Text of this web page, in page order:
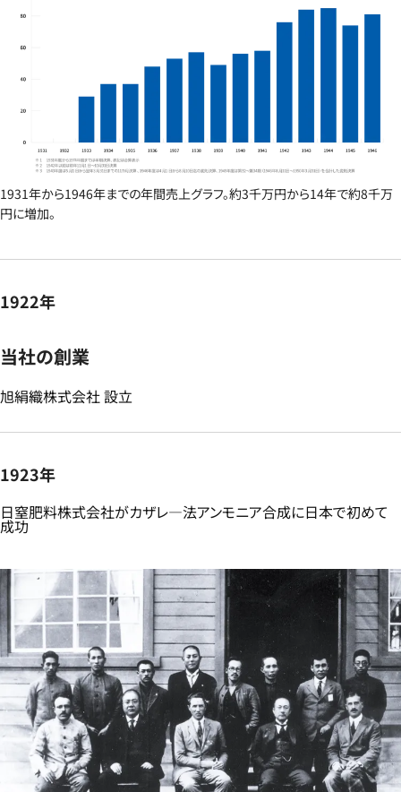
1931年から1946年までの年間売上グラフ。約3千万円から14年で約8千万
円に増加。
1922年
当社の創業
旭絹織株式会社 設立
1923年
日窒肥料株式会社がカザレ―法アンモニア合成に日本で初めて
成功​